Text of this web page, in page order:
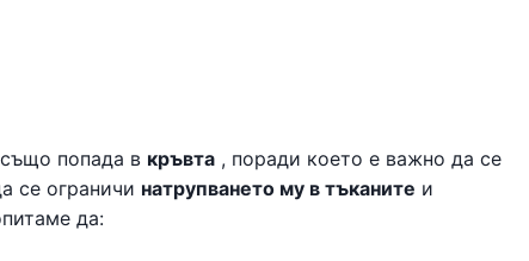
попада в кръвта , поради което е важно да се
се ограничи натрупването му в тъканите и
да: